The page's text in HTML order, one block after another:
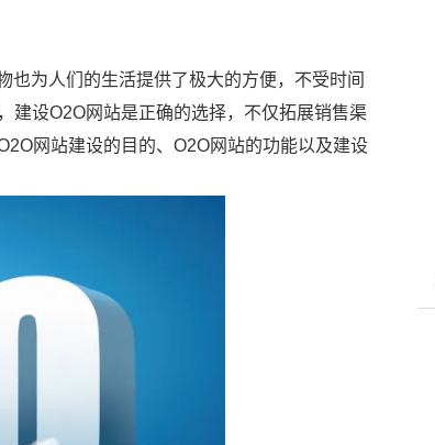
为人们的生活提供了极大的方便，不受时间
建设O2O网站是正确的选择，不仅拓展销售渠
网站建设的目的、O2O网站的功能以及建设